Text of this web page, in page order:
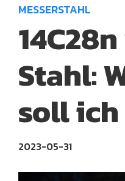
MESSERSTAHL
Stahl:
soll
2023-05-31